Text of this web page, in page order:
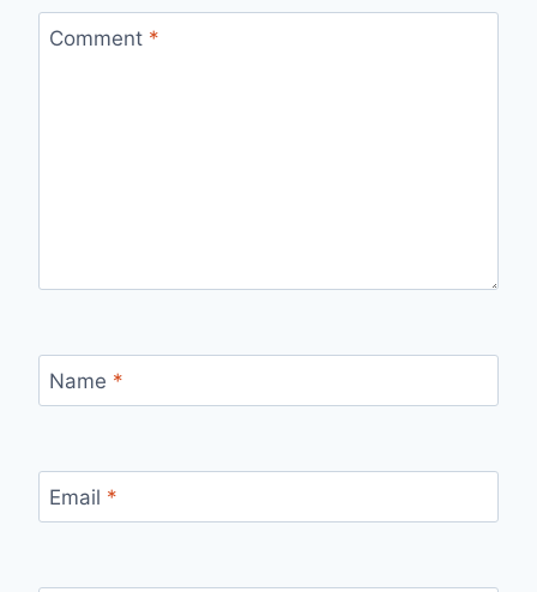
Comment *
Name *
Email *